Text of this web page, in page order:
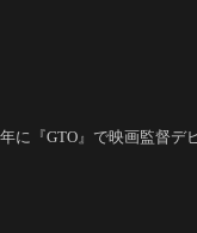
に『GTO』で映画監督デ